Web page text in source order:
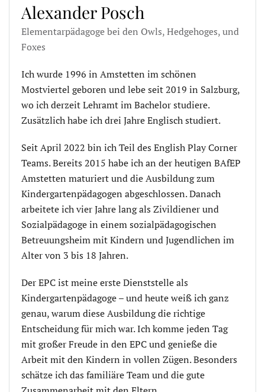
Alexander Posch
Elementarpädagoge bei den Owls, Hedgehoges, und
Foxes
Ich wurde 1996 in Amstetten im schönen
Mostviertel geboren und lebe seit 2019 in Salzburg,
wo ich derzeit Lehramt im Bachelor studiere.
Zusätzlich habe ich drei Jahre Englisch studiert.
Seit April 2022 bin ich Teil des English Play Corner
Teams. Bereits 2015 habe ich an der heutigen BAfEP
Amstetten maturiert und die Ausbildung zum
Kindergartenpädagogen abgeschlossen. Danach
arbeitete ich vier Jahre lang als Zivildiener und
Sozialpädagoge in einem sozialpädagogischen
Betreuungsheim mit Kindern und Jugendlichen im
Alter von 3 bis 18 Jahren.
Der EPC ist meine erste Dienststelle als
Kindergartenpädagoge – und heute weiß ich ganz
genau, warum diese Ausbildung die richtige
Entscheidung für mich war. Ich komme jeden Tag
mit großer Freude in den EPC und genieße die
Arbeit mit den Kindern in vollen Zügen. Besonders
schätze ich das familiäre Team und die gute